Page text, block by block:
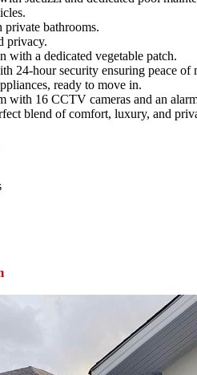
private bathrooms.
privacy.
with a dedicated vegetable patch.
24-hour security ensuring peace of
ready to move in.
with 16 CCTV cameras and an
blend of comfort, luxury, and